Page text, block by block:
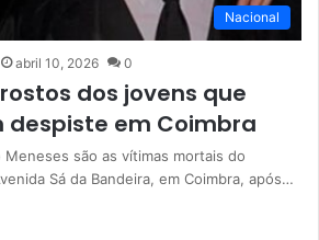
Nacional
abril 10, 2026 0
dos jovens que
despiste em Coimbra
são as vítimas mortais do
Sá da Bandeira, em Coimbra, após…